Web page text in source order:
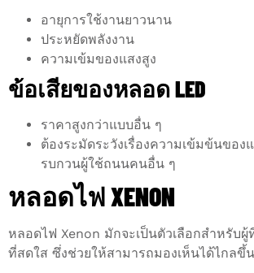
อายุการใช้งานยาวนาน
ประหยัดพลังงาน
ความเข้มของแสงสูง
ข้อเสียของหลอด LED
ราคาสูงกว่าแบบอื่น ๆ
ต้องระมัดระวังเรื่องความเข้มข้นของ
รบกวนผู้ใช้ถนนคนอื่น ๆ
หลอดไฟ XENON
หลอดไฟ Xenon มักจะเป็นตัวเลือกสำหรับผู้
ที่สดใส ซึ่งช่วยให้สามารถมองเห็นได้ไกลขึ้น